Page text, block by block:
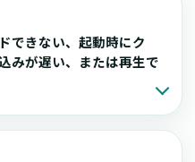
できない、起動時にク
みが遅い、または再生で